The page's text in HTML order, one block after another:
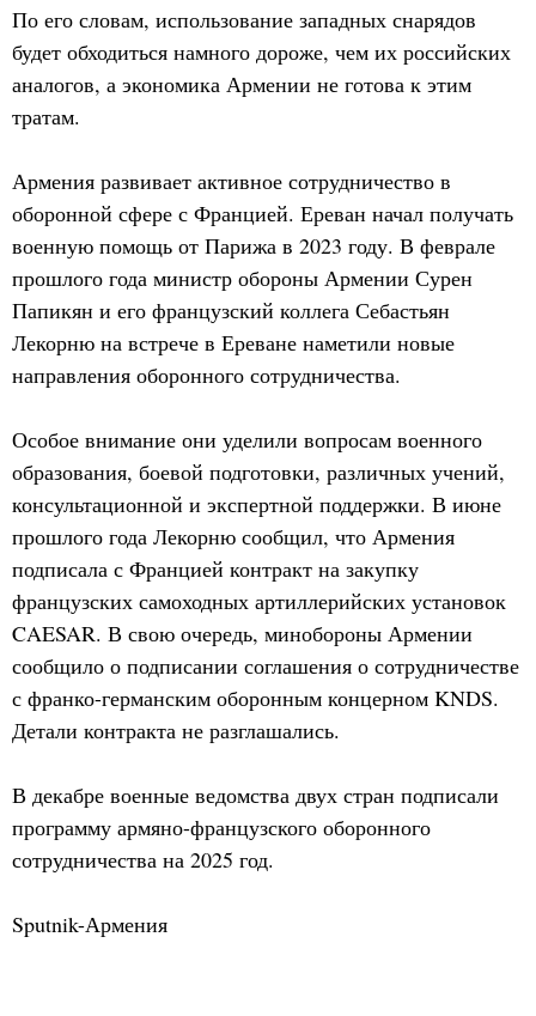
По его словам, использование западных снарядов
будет обходиться намного дороже, чем их российских
аналогов, а экономика Армении не готова к этим
тратам.
Армения развивает активное сотрудничество в
оборонной сфере с Францией. Ереван начал получать
военную помощь от Парижа в 2023 году. В феврале
прошлого года министр обороны Армении Сурен
Папикян и его французский коллега Себастьян
Лекорню на встрече в Ереване наметили новые
направления оборонного сотрудничества.
Особое внимание они уделили вопросам военного
образования, боевой подготовки, различных учений,
консультационной и экспертной поддержки. В июне
прошлого года Лекорню сообщил, что Армения
подписала с Францией контракт на закупку
французских самоходных артиллерийских установок
CAESAR. В свою очередь, минобороны Армении
сообщило о подписании соглашения о сотрудничестве
с франко-германским оборонным концерном KNDS.
Детали контракта не разглашались.
В декабре военные ведомства двух стран подписали
программу армяно-французского оборонного
сотрудничества на 2025 год.
Sputnik-Армения